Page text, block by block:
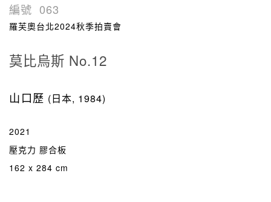
編號 063
羅芙奧台北2024秋季拍賣會
莫比烏斯 No.12
山口歷 (日本, 1984)
2021
壓克力 膠合板
162 x 284 cm